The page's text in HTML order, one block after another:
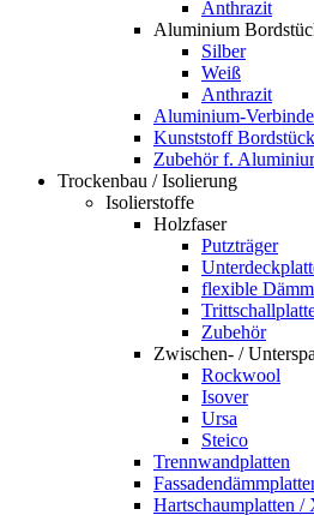
Anthrazit
Aluminium
Silber
Weiß
Anthrazit
Aluminium-
Kunststoff
Zubehör f.
Trockenbau / Isolierung
Isolierstoffe
Holzfaser
Putzträger
flexible
Zubehör
Zwischen- /
Rockwool
Isover
Ursa
Steico
Trennwandplatten
Hartschaumplatten /